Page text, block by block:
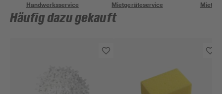
Handwerksservice Mietgeräteservice
Häufig dazu gekauft